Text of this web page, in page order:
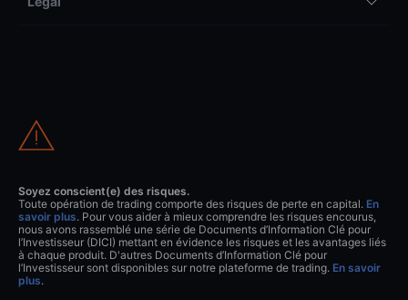
Soyez conscient(e) des risques.
Toute opération de trading comporte des risques de perte en capital. En
savoir plus. Pour vous aider à mieux comprendre les risques encourus,
nous avons rassemblé une série de Documents d’Information Clé pour
l’Investisseur (DICI) mettant en évidence les risques et les avantages liés
à chaque produit. D'autres Documents d’Information Clé pour
l’Investisseur sont disponibles sur notre plateforme de trading. En savoir
plus.